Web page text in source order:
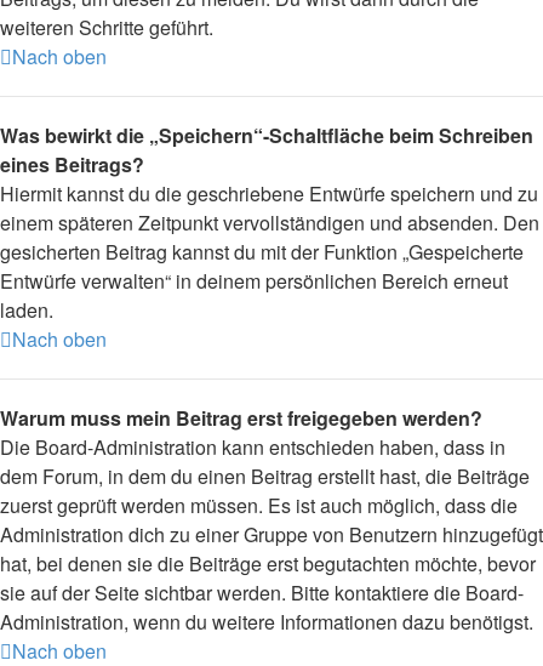
weiteren Schritte geführt.
Nach oben
Was bewirkt die „Speichern“-Schaltfläche beim Schreiben
eines Beitrags?
Hiermit kannst du die geschriebene Entwürfe speichern und zu
einem späteren Zeitpunkt vervollständigen und absenden. Den
gesicherten Beitrag kannst du mit der Funktion „Gespeicherte
Entwürfe verwalten“ in deinem persönlichen Bereich erneut
laden.
Nach oben
Warum muss mein Beitrag erst freigegeben werden?
Die Board-Administration kann entschieden haben, dass in
dem Forum, in dem du einen Beitrag erstellt hast, die Beiträge
zuerst geprüft werden müssen. Es ist auch möglich, dass die
Administration dich zu einer Gruppe von Benutzern hinzugefügt
hat, bei denen sie die Beiträge erst begutachten möchte, bevor
sie auf der Seite sichtbar werden. Bitte kontaktiere die Board-
Administration, wenn du weitere Informationen dazu benötigst.
Nach oben